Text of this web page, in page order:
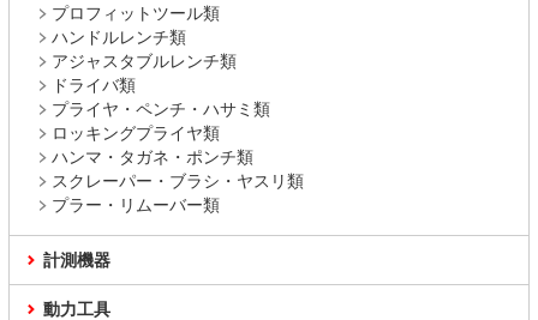
プロフィットツール類
ハンドルレンチ類
アジャスタブルレンチ類
ドライバ類
プライヤ・ペンチ・ハサミ類
ロッキングプライヤ類
ハンマ・タガネ・ポンチ類
スクレーパー・ブラシ・ヤスリ類
プラー・リムーバー類
計測機器
動力工具